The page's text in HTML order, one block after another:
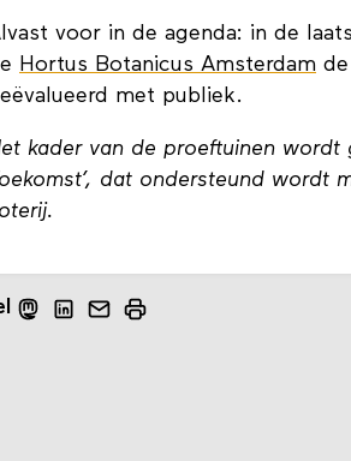
voor in de agenda: in de
Hortus Botanicus Amsterdam
met publiek.
kader van de proeftuinen
dat ondersteund wordt